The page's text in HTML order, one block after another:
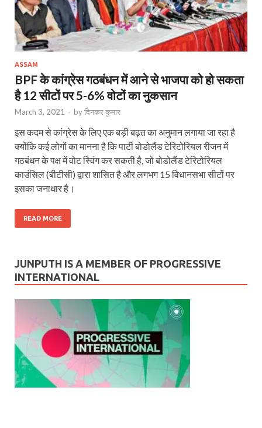
ASSAM
BPF के कांग्रेस गठबंधन में आने से भाजपा को हो सकता
है 12 सीटों पर 5-6% वोटों का नुकसान
March 3, 2021 - byदिनकर कुमार
इस कदम से कांग्रेस के लिए एक बड़ी बढ़त का अनुमान लगाया जा रहा है
क्योंकि कई लोगों का मानना है कि पार्टी बोडोलैंड टेरिटोरियल रीजन में
गठबंधन के पक्ष में वोट स्विंग कर सकती है, जो बोडोलैंड टेरिटोरियल
काउंसिल (बीटीसी) द्वारा शासित है और लगभग 15 विधानसभा सीटों पर
इसका जनाधार है।
READ MORE
JUNPUTH IS A MEMBER OF PROGRESSIVE
INTERNATIONAL